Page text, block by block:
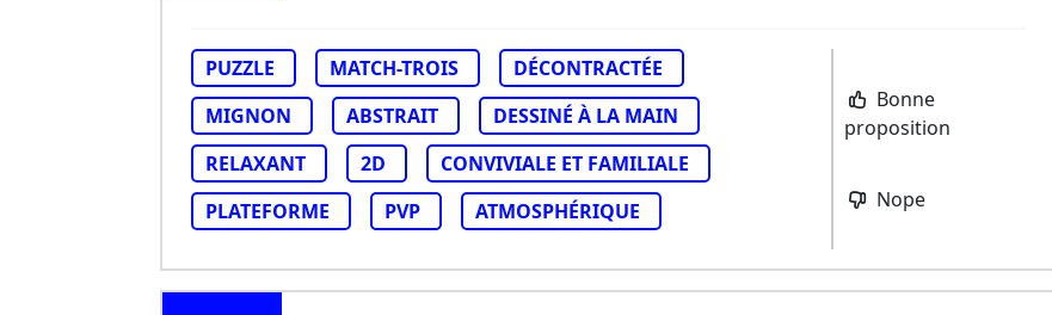
PUZZLE MATCH-TROIS
DÉCONTRACTÉE
MIGNON
ABSTRAIT
DESSINÉ À LA MAIN
RELAXANT
2D
CONVIVIALE ET FAMILIALE
PLATEFORME
PVP ATMOSPHÉRIQUE
Bonne
proposition
Nope